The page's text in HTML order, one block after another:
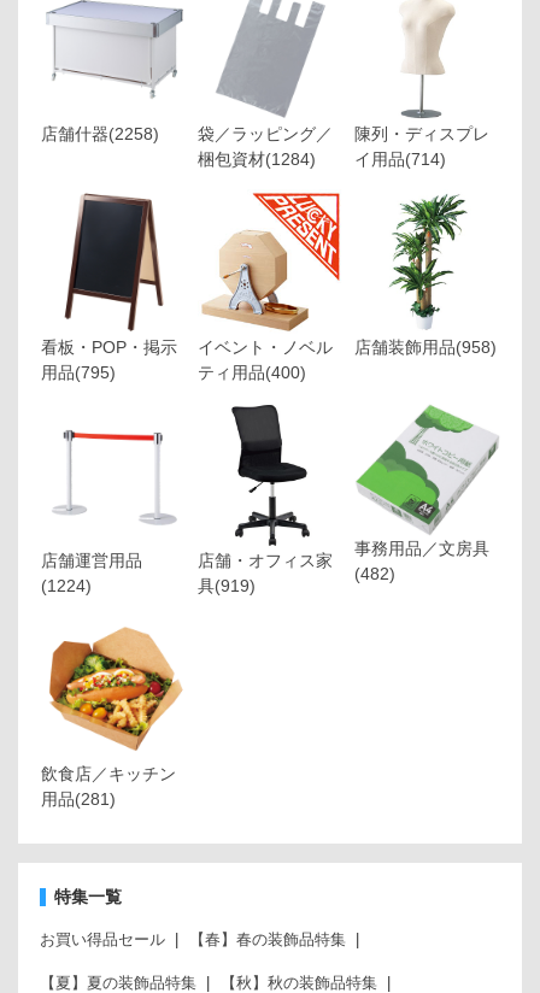
店舗什器(2258)
袋／ラッピング／
梱包資材(1284)
陳列・ディスプレ
イ用品(714)
看板・POP・掲示
用品(795)
イベント・ノベル
ティ用品(400)
店舗装飾用品(958)
店舗運営用品
(1224)
店舗・オフィス家
具(919)
事務用品／文房具
(482)
飲食店／キッチン
用品(281)
特集一覧
お買い得品セール 【春】春の装飾品特集
【夏】夏の装飾品特集 【秋】秋の装飾品特集